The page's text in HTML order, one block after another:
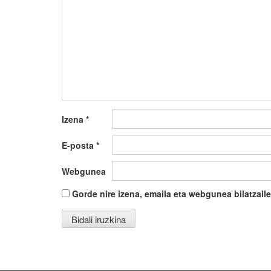
Izena *
E-posta *
Webgunea
Gorde nire izena, emaila eta webgunea